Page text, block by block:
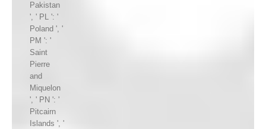
Pakistan
', ' PL ': '
Poland ', '
PM ': '
Saint
Pierre
and
Miquelon
', ' PN ': '
Pitcairn
Islands ', '